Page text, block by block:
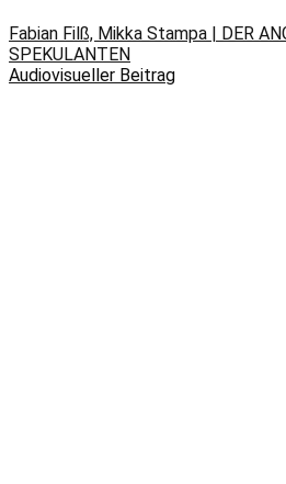
Fabian Filß, Mikka Stampa | DER
SPEKULANTEN
Audiovisueller Beitrag